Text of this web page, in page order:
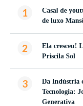
1
Casal de
de luxo
2
Ela cresceu!
Priscila Sol
3
Da Indústria
Tecnologia:
Generativa